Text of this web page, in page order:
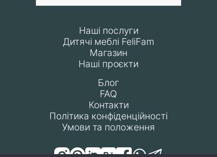
Наші послуги
Дитячі меблі FeliFam
Магазин
Наші проєкти
Блог
FAQ
Контакти
Політика конфіденційності
Умови та положення